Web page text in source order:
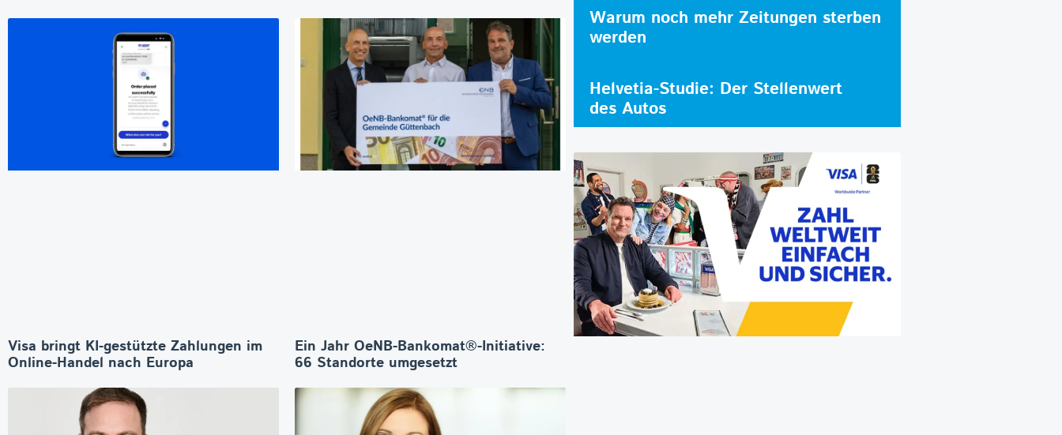
Visa bringt KI-gestützte Zahlungen im
Online-Handel nach Europa
Ein Jahr OeNB-Bankomat®-Initiative:
66 Standorte umgesetzt
Warum noch mehr Zeitungen sterben
werden
Helvetia-Studie: Der Stellenwert
des Autos